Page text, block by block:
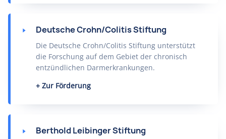
Deutsche Crohn/Colitis Stiftung
Die Deutsche Crohn/Colitis Stiftung unterstützt
die Forschung auf dem Gebiet der chronisch
entzündlichen Darmerkrankungen.
Zur Förderung
Berthold Leibinger Stiftung